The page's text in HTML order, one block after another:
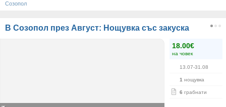
Созопол
В Созопол през Август: Нощувка със закуска
18.00€
на човек
13.07-31.08
1 нощувка
6 грабнати